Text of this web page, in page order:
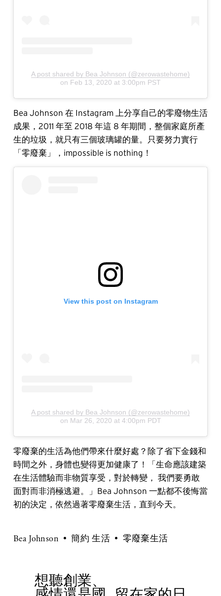
A post shared by Bea Johnson (@zerowastehome)
on Feb 13, 2020 at 3:00pm PST
Bea Johnson 在 Instagram 上分享自己的零廢物生活
成果，2011 年至 2018 年這 8 年期間，整個家庭所產
生的垃圾，就只有三個玻璃罐的量。只要努力實行
「零廢棄」，impossible is nothing！
View this post on Instagram
A post shared by Bea Johnson (@zerowastehome)
on Mar 26, 2020 at 4:00pm PDT
零廢棄的生活為他們帶來什麼好處？除了省下金錢和
時間之外，身體也變得更加健康了！「生命應該建築
在生活體驗而非物質享受，對於轉變， 我們要勇敢
面對而非消極逃避。」Bea Johnson 一點都不後悔當
初的決定，依然過著零廢棄生活，直到今天。
Bea Johnson 簡約 生活 零廢棄生活
P
r
想聽創業、
N